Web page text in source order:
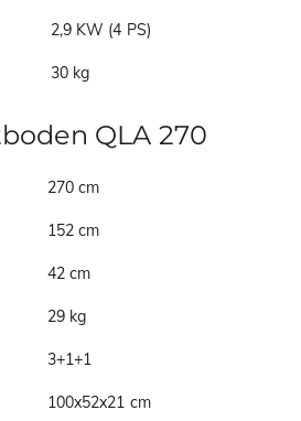
2,9 KW (4 PS)
30 kg
QLA 270
270 cm
152 cm
42 cm
29 kg
3+1+1
100x52x21 cm